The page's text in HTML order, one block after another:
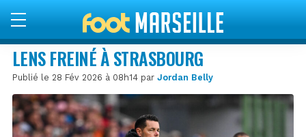
LENS FREINÉ À STRASBOURG
Publié le 28 Fév 2026 à 08h14 par Jordan Belly